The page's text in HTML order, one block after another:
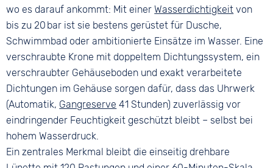
wo es darauf ankommt: Mit einerWasserdichtigkeit von
bis zu 20 bar ist sie bestens gerüstet für Dusche,
Schwimmbad oder ambitionierte Einsätze im Wasser. Eine
verschraubte Krone mit doppeltem Dichtungssystem, ein
verschraubter Gehäuseboden und exakt verarbeitete
Dichtungen im Gehäuse sorgen dafür, dass das Uhrwerk
(Automatik, Gangreserve 41 Stunden) zuverlässig vor
eindringender Feuchtigkeit geschützt bleibt – selbst bei
hohem Wasserdruck.
Ein zentrales Merkmal bleibt die einseitig drehbare